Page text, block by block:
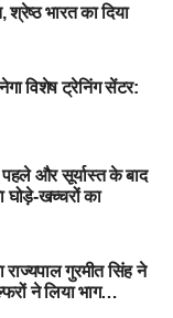
श्रेष्ठ भारत का दिया
विशेष ट्रेनिंग सेंटर:
पहले और सूर्यास्त के बाद
घोड़े-खच्चरों का
राज्यपाल गुरमीत सिंह ने
ने लिया भाग…